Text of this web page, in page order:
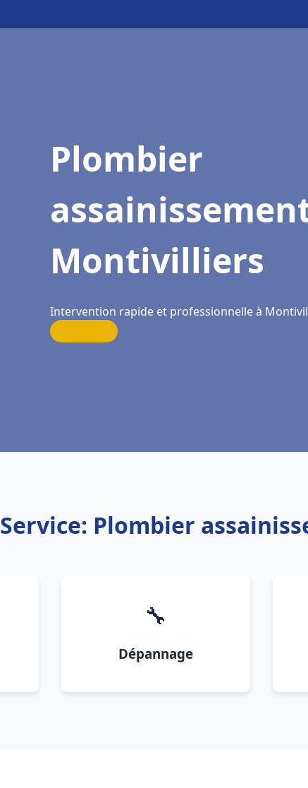
Plombier
Montivilliers
Intervention rapide et professionnelle à
Service: Plombier
🔧
Dépannage